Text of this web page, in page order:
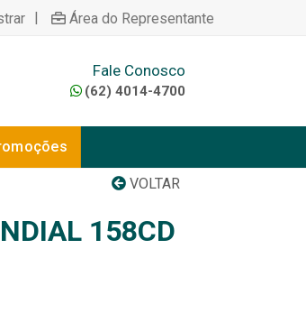
| Área do Representante
Fale Conosco
(62) 4014-4700
VOLTAR
158CD